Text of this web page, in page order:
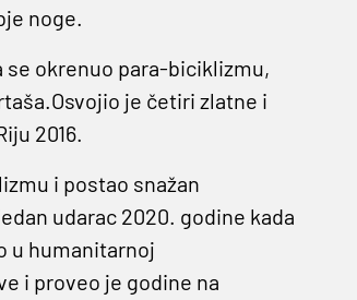
noge.
okrenuo para-biciklizmu,
je četiri zlatne i
2016.
i postao snažan
udarac 2020. godine kada
u humanitarnoj
i proveo je godine na